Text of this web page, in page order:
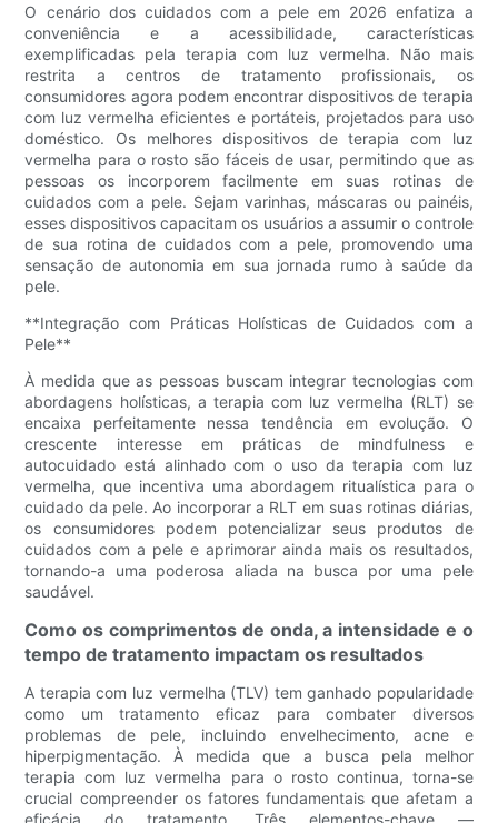
O cenário dos cuidados com a pele em 2026 enfatiza a
conveniência e a acessibilidade, características
exemplificadas pela terapia com luz vermelha. Não mais
restrita a centros de tratamento profissionais, os
consumidores agora podem encontrar dispositivos de terapia
com luz vermelha eficientes e portáteis, projetados para uso
doméstico. Os melhores dispositivos de terapia com luz
vermelha para o rosto são fáceis de usar, permitindo que as
pessoas os incorporem facilmente em suas rotinas de
cuidados com a pele. Sejam varinhas, máscaras ou painéis,
esses dispositivos capacitam os usuários a assumir o controle
de sua rotina de cuidados com a pele, promovendo uma
sensação de autonomia em sua jornada rumo à saúde da
pele.
**Integração com Práticas Holísticas de Cuidados com a
Pele**
À medida que as pessoas buscam integrar tecnologias com
abordagens holísticas, a terapia com luz vermelha (RLT) se
encaixa perfeitamente nessa tendência em evolução. O
crescente interesse em práticas de mindfulness e
autocuidado está alinhado com o uso da terapia com luz
vermelha, que incentiva uma abordagem ritualística para o
cuidado da pele. Ao incorporar a RLT em suas rotinas diárias,
os consumidores podem potencializar seus produtos de
cuidados com a pele e aprimorar ainda mais os resultados,
tornando-a uma poderosa aliada na busca por uma pele
saudável.
Como os comprimentos de onda, a intensidade e o
tempo de tratamento impactam os resultados
A terapia com luz vermelha (TLV) tem ganhado popularidade
como um tratamento eficaz para combater diversos
problemas de pele, incluindo envelhecimento, acne e
hiperpigmentação. À medida que a busca pela melhor
terapia com luz vermelha para o rosto continua, torna-se
crucial compreender os fatores fundamentais que afetam a
eficácia do tratamento. Três elementos-chave —